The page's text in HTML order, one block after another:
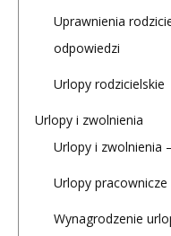
Uprawnienia
odpowiedzi
Urlopy rodzicielskie
Urlopy i zwolnienia
Urlopy i zwolnienia
Urlopy pracownicze
Wynagrodzenie